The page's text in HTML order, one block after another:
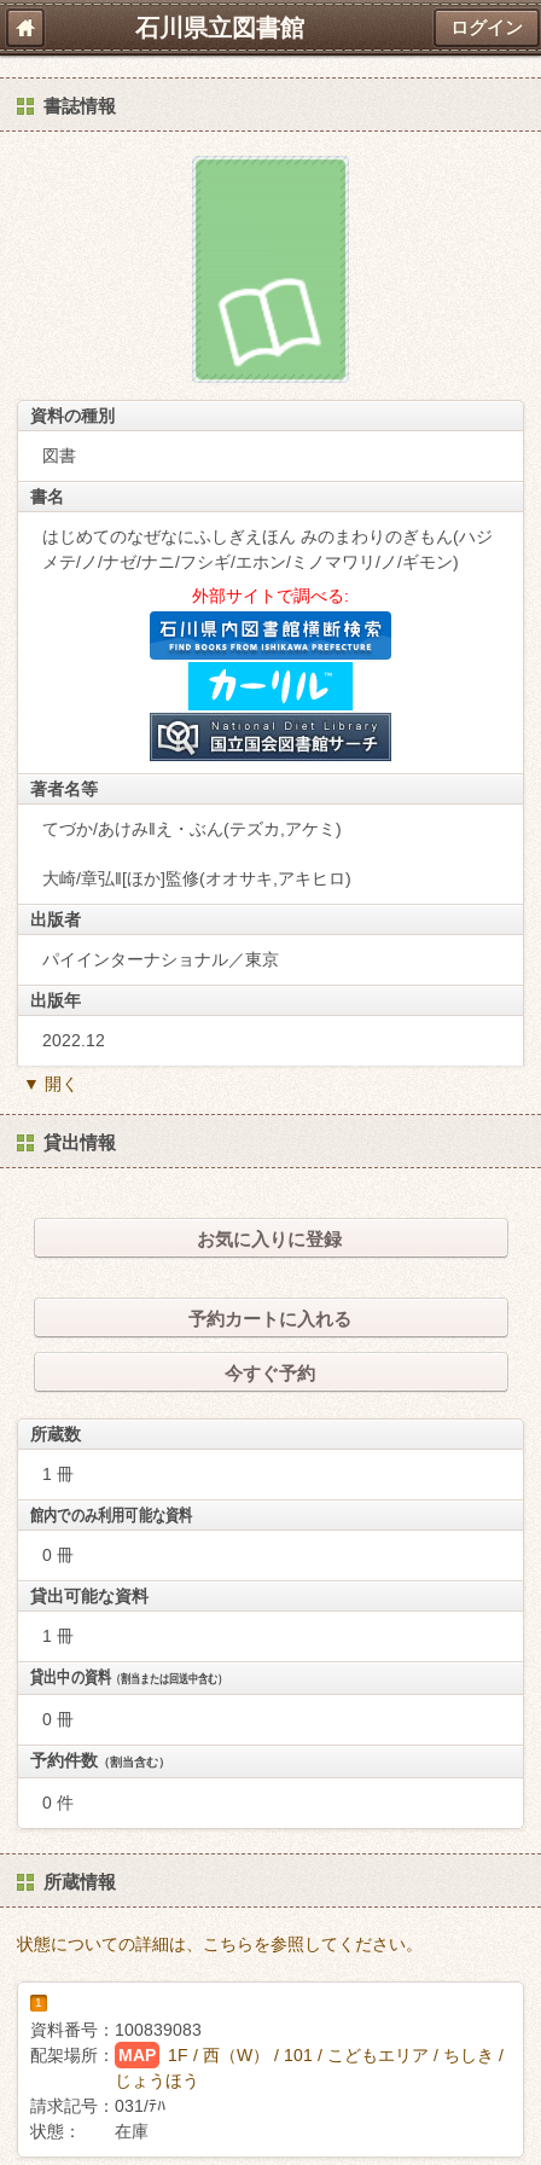
石川県立図書館 ログイン
書誌情報
資料の種別
図書
書名
はじめてのなぜなにふしぎえほん みのまわりのぎもん(ハジ
メテ/ノ/ナゼ/ナニ/フシギ/エホン/ミノマワリ/ノ/ギモン)
外部サイトで調べる:
著者名等
てづか/あけみ‖え・ぶん(テズカ,アケミ)
大崎/章弘‖[ほか]監修(オオサキ,アキヒロ)
出版者
パイインターナショナル／東京
出版年
2022.12
▼ 開く
貸出情報
お気に入りに登録
予約カートに入れる
今すぐ予約
所蔵数
1 冊
館内でのみ利用可能な資料
0 冊
貸出可能な資料
1 冊
貸出中の資料（割当または回送中含む）
0 冊
予約件数 （割当含む）
0 件
所蔵情報
状態についての詳細は、こちらを参照してください。
1
資料番号： 100839083
配架場所：
MAP
1F / 西（W） / 101 / こどもエリア / ちしき /
じょうほう
請求記号： 031/ﾃﾊ
状態：
在庫